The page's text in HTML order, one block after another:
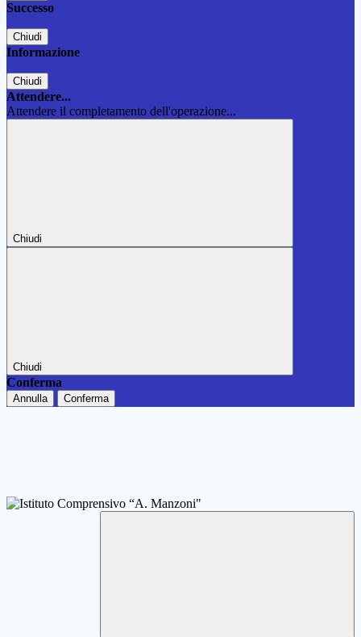
Successo
Chiudi
Informazione
Chiudi
Attendere...
Attendere il completamento dell'operazione...
Chiudi
Chiudi
Conferma
Annulla Conferma